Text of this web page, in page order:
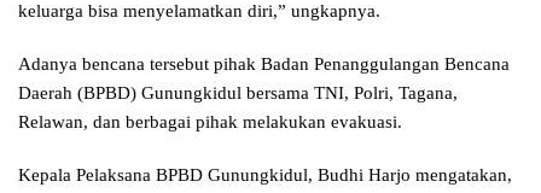
keluarga bisa menyelamatkan diri,” ungkapnya.
Adanya bencana tersebut pihak Badan Penanggulangan Bencana
Daerah (BPBD) Gunungkidul bersama TNI, Polri, Tagana,
Relawan, dan berbagai pihak melakukan evakuasi.
Kepala Pelaksana BPBD Gunungkidul, Budhi Harjo mengatakan,